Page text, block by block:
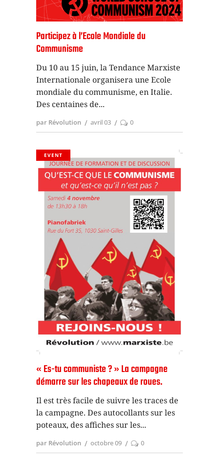
Participez à l’Ecole Mondiale du
Communisme
Du 10 au 15 juin, la Tendance Marxiste
Internationale organisera une Ecole
mondiale du communisme, en Italie.
Des centaines de
par Révolution avril 03 0
EVENT
« Es-tu communiste ? » La campagne
démarre sur les chapeaux de roues.
Il est très facile de suivre les traces de
la campagne. Des autocollants sur les
poteaux, des affiches sur les
par Révolution octobre 09 0